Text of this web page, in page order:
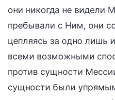
они никогда не видели
пребывали с Ним, они
цепляясь за одно лишь
всеми возможными
против сущности
сущности были